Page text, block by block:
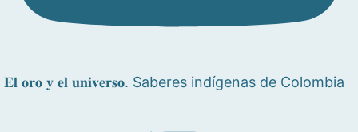
𝐄𝐥 𝐨𝐫𝐨 𝐲 𝐞𝐥 𝐮𝐧𝐢𝐯𝐞𝐫𝐬𝐨. Saberes indígenas de Colombia